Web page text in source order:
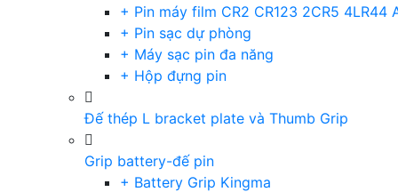
+ Pin máy film CR2 CR123 2CR5 4LR44
+ Pin sạc dự phòng
+ Máy sạc pin đa năng
+ Hộp đựng pin
Đế thép L bracket plate và Thumb Grip
Grip battery-đế pin
+ Battery Grip Kingma